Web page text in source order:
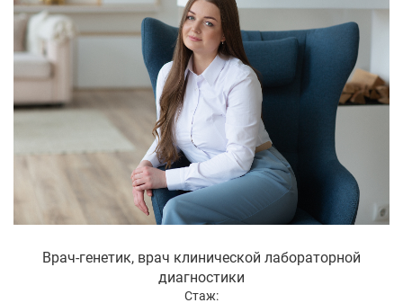
Врач-генетик, врач клинической лабораторной
диагностики
Стаж: